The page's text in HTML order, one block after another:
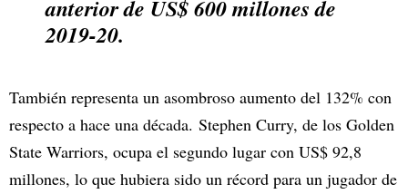
anterior de US$ 600 millones de
2019-20.
También representa un asombroso aumento del 132% con
respecto a hace una década. Stephen Curry, de los Golden
State Warriors, ocupa el segundo lugar con US$ 92,8
millones, lo que hubiera sido un récord para un jugador de